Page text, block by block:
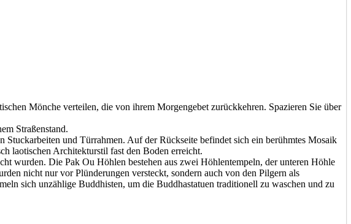
Mönche verteilen, die von ihrem Morgengebet zurückkehren. Spazieren Sie über
Straßenstand.
und Türrahmen. Auf der Rückseite befindet sich ein berühmtes Mosaik
laotischen Architekturstil fast den Boden erreicht.
wurden. Die Pak Ou Höhlen bestehen aus zwei Höhlentempeln, der unteren Höhle
nicht nur vor Plünderungen versteckt, sondern auch von den Pilgern als
sich unzählige Buddhisten, um die Buddhastatuen traditionell zu waschen und zu